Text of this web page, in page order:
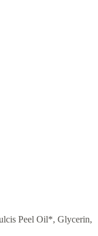
Peel Oil*, Glycerin,